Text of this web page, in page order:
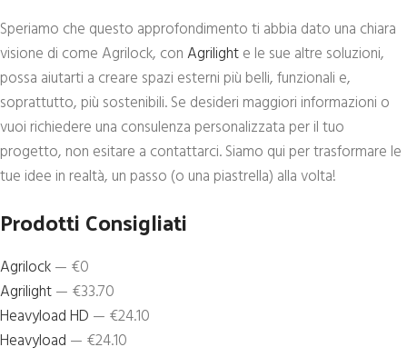
Speriamo che questo approfondimento ti abbia dato una chiara
visione di come Agrilock, conAgrilighte le sue altre soluzioni,
possa aiutarti a creare spazi esterni più belli, funzionali e,
soprattutto, più sostenibili. Se desideri maggiori informazioni o
vuoi richiedere una consulenza personalizzata per il tuo
progetto, non esitare a contattarci. Siamo qui per trasformare le
tue idee in realtà, un passo (o una piastrella) alla volta!
Prodotti Consigliati
Agrilock— €0
Agrilight— €33.70
Heavyload HD — €24.10
Heavyload — €24.10